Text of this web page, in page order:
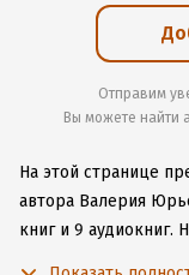
Отправим
Вы можете найти
На этой странице
автора Валерия
книг и 9 аудиокниг.